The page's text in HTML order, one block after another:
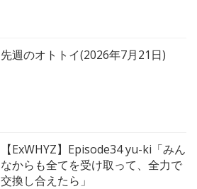
先週のオトトイ(2026年7月21日)
【ExWHYZ】Episode34 yu-ki「みん
なからも全てを受け取って、全力で
交換し合えたら」